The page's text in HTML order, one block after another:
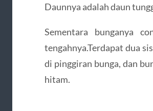
Daunnya adalah daun
Sementara bunganya
tengahnya.Terdapat dua
di pinggiran bunga, dan
hitam.